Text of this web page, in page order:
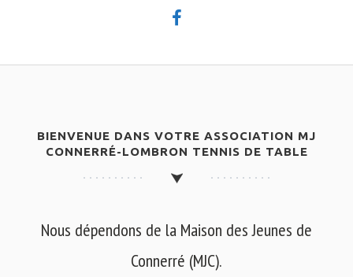
BIENVENUE DANS VOTRE ASSOCIATION MJ
CONNERRÉ-LOMBRON TENNIS DE TABLE
Nous dépendons de la Maison des Jeunes de
Connerré (MJC).